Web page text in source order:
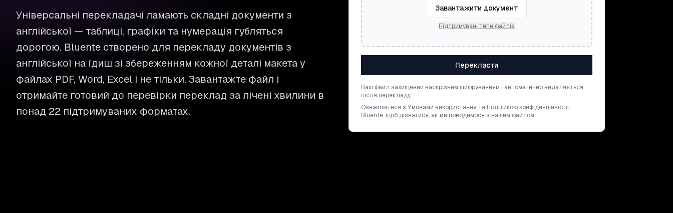
Універсальні перекладачі ламають складні документи з
англійської — таблиці, графіки та нумерація губляться
дорогою. Bluente створено для перекладу документів з
англійської на їдиш зі збереженням кожної деталі макета у
файлах PDF, Word, Excel і не тільки. Завантажте файл і
отримайте готовий до перевірки переклад за лічені хвилини в
понад 22 підтримуваних форматах.
Завантажити документ
Підтримувані типи файлів
Перекласти
Ваш файл захищений наскрізним шифруванням і автоматично видаляється
після перекладу.
Ознайомтеся з Умовами використання та Політикою конфіденційності
Bluente, щоб дізнатися, як ми поводимося з вашим файлом.